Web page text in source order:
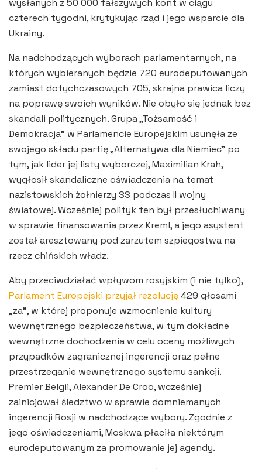
czterech tygodni, krytykując rząd i jego wsparcie dla
Ukrainy.
Na nadchodzących wyborach parlamentarnych, na
których wybieranych będzie 720 eurodeputowanych
zamiast dotychczasowych 705, skrajna prawica liczy
na poprawę swoich wyników. Nie obyło się jednak bez
skandali politycznych. Grupa „Tożsamość i
Demokracja” w Parlamencie Europejskim usunęła ze
swojego składu partię „Alternatywa dla Niemiec” po
tym, jak lider jej listy wyborczej, Maximilian Krah,
wygłosił skandaliczne oświadczenia na temat
nazistowskich żołnierzy SS podczas II wojny
światowej. Wcześniej polityk ten był przesłuchiwany
w sprawie finansowania przez Kreml, a jego asystent
został aresztowany pod zarzutem szpiegostwa na
rzecz chińskich władz.
Aby przeciwdziałać wpływom rosyjskim (i nie tylko),
Parlament Europejski przyjął rezolucję429 głosami
„za”, w której proponuje wzmocnienie kultury
wewnętrznego bezpieczeństwa, w tym dokładne
wewnętrzne dochodzenia w celu oceny możliwych
przypadków zagranicznej ingerencji oraz pełne
przestrzeganie wewnętrznego systemu sankcji.
Premier Belgii, Alexander De Croo, wcześniej
zainicjował śledztwo w sprawie domniemanych
ingerencji Rosji w nadchodzące wybory. Zgodnie z
jego oświadczeniami, Moskwa płaciła niektórym
eurodeputowanym za promowanie jej agendy.